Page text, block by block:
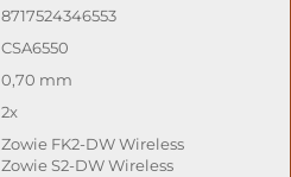
8717524346553
CSA6550
0,70 mm
2x
Zowie FK2-DW Wireless
Zowie S2-DW Wireless